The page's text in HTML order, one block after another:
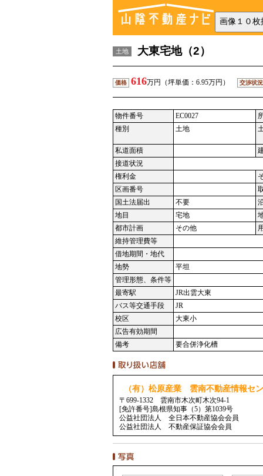
土地 大東宅地（2）
価格 616万円（坪単価：6.95万円） 交渉状況
物件番号 EC0027
種別
土地
私道面積
接道状況
権利金
区画番号
国土法届出
不要
地目
宅地
都市計画
その他
維持管理費等
借地期間・地代
地勢
平坦
管理形態、条件等
最寄駅
JR出雲大東
バス等交通手段
JR
校区
大東小
広告有効期間
備考
要合併浄化槽
（有）松原産業 雲南不動産情報セ
〒699-1332 雲南市木次町木次94-1
[免許番号]島根県知事（5）第1039号
公益社団法人 全日本不動産協会会員
公益社団法人 不動産保証協会会員